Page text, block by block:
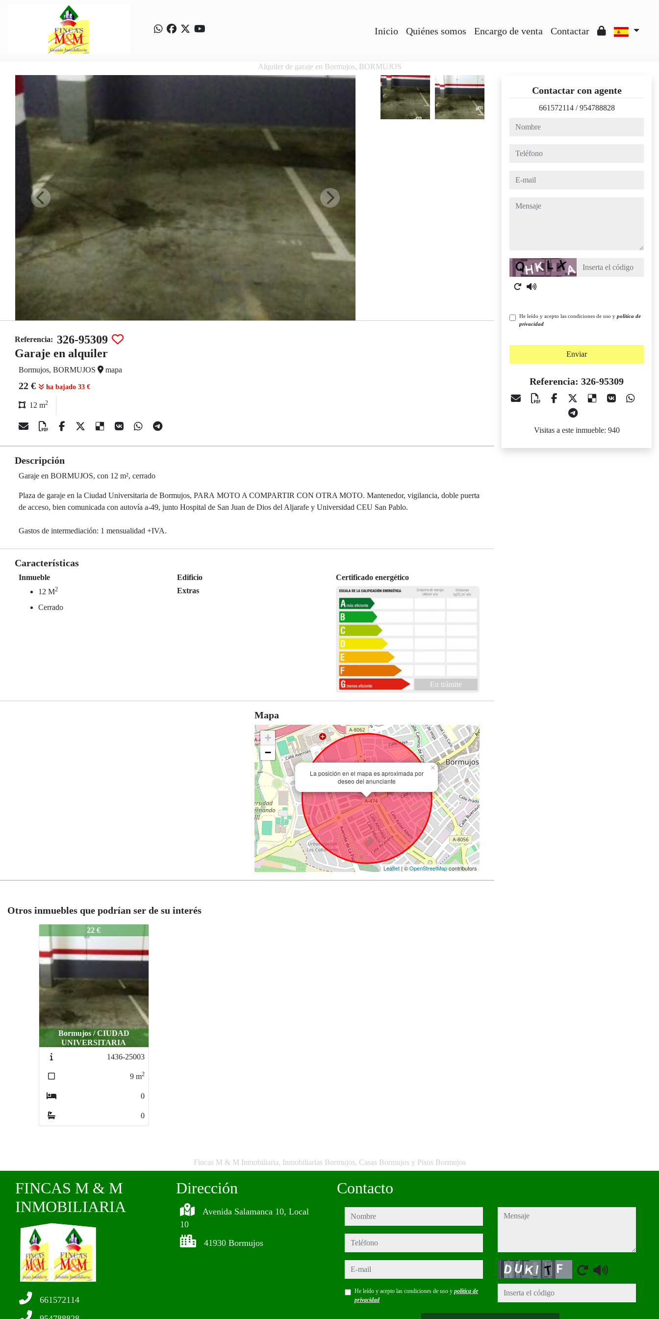
Inicio Quiénes somos Encargo de venta Contactar
Alquiler de garaje en Bormujos, BORMUJOS
Referencia: 326-95309
Garaje en alquiler
Bormujos, BORMUJOS mapa
22 € ha bajado 33 €
12 m2
Descripción
Garaje en BORMUJOS, con 12 m², cerrado
Plaza de garaje en la Ciudad Universitaria de Bormujos, PARA MOTO A COMPARTIR CON OTRA MOTO. Mantenedor, vigilancia, doble puerta
de acceso, bien comunicada con autovía a-49, junto Hospital de San Juan de Dios del Aljarafe y Universidad CEU San Pablo.
Gastos de intermediación: 1 mensualidad +IVA.
Características
Inmueble
12 M2
Cerrado
Edificio
Extras
Certificado energético
En trámite
Mapa
La posición en el mapa es aproximada por
deseo del anunciante
×
+
−
Leaflet| ©OpenStreetMapcontributors
Contactar con agente
661572114 /954788828
nombre
teléfono
e-mail
mensaje
Captcha
He leído y acepto las condiciones de uso y política de
privacidad
Enviar
Referencia: 326-95309
Visitas a este inmueble: 940
Otros inmuebles que podrían ser de su interés
22 €
Bormujos / CIUDAD
UNIVERSITARIA
1436-25003
9 m2
0
0
Fincas M & M Inmobiliaria, Inmobiliarias Bormujos, Casas Bormujos y Pisos Bormujos
FINCAS M & M
INMOBILIARIA
661572114
Dirección
Avenida Salamanca 10, Local
10
41930 Bormujos
Contacto
nombre
teléfono
e-mail
He leído y acepto las condiciones de uso y política de
privacidad
mensaje
Captcha